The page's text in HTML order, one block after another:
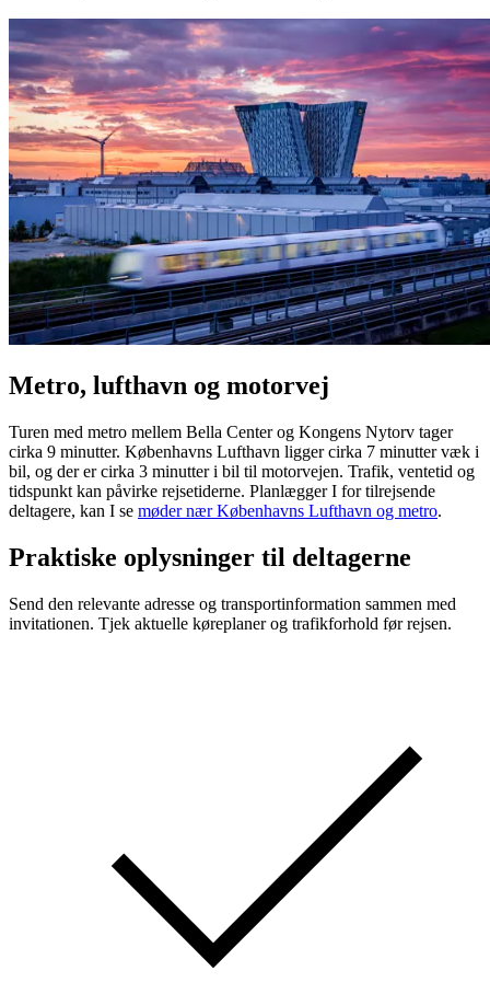
Metro, lufthavn og motorvej
Turen med metro mellem Bella Center og Kongens Nytorv tager
cirka 9 minutter. Københavns Lufthavn ligger cirka 7 minutter væk i
bil, og der er cirka 3 minutter i bil til motorvejen. Trafik, ventetid og
tidspunkt kan påvirke rejsetiderne. Planlægger I for tilrejsende
deltagere, kan I se møder nær Københavns Lufthavn og metro.
Praktiske oplysninger til deltagerne
Send den relevante adresse og transportinformation sammen med
invitationen. Tjek aktuelle køreplaner og trafikforhold før rejsen.